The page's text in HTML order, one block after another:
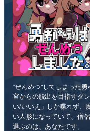
“ぜんめつ”してしまった
宮からの脱出を目指すダ
い/いいえ」しか喋れず、
い人形になっていて、僧
選ぶのは、あなたです。